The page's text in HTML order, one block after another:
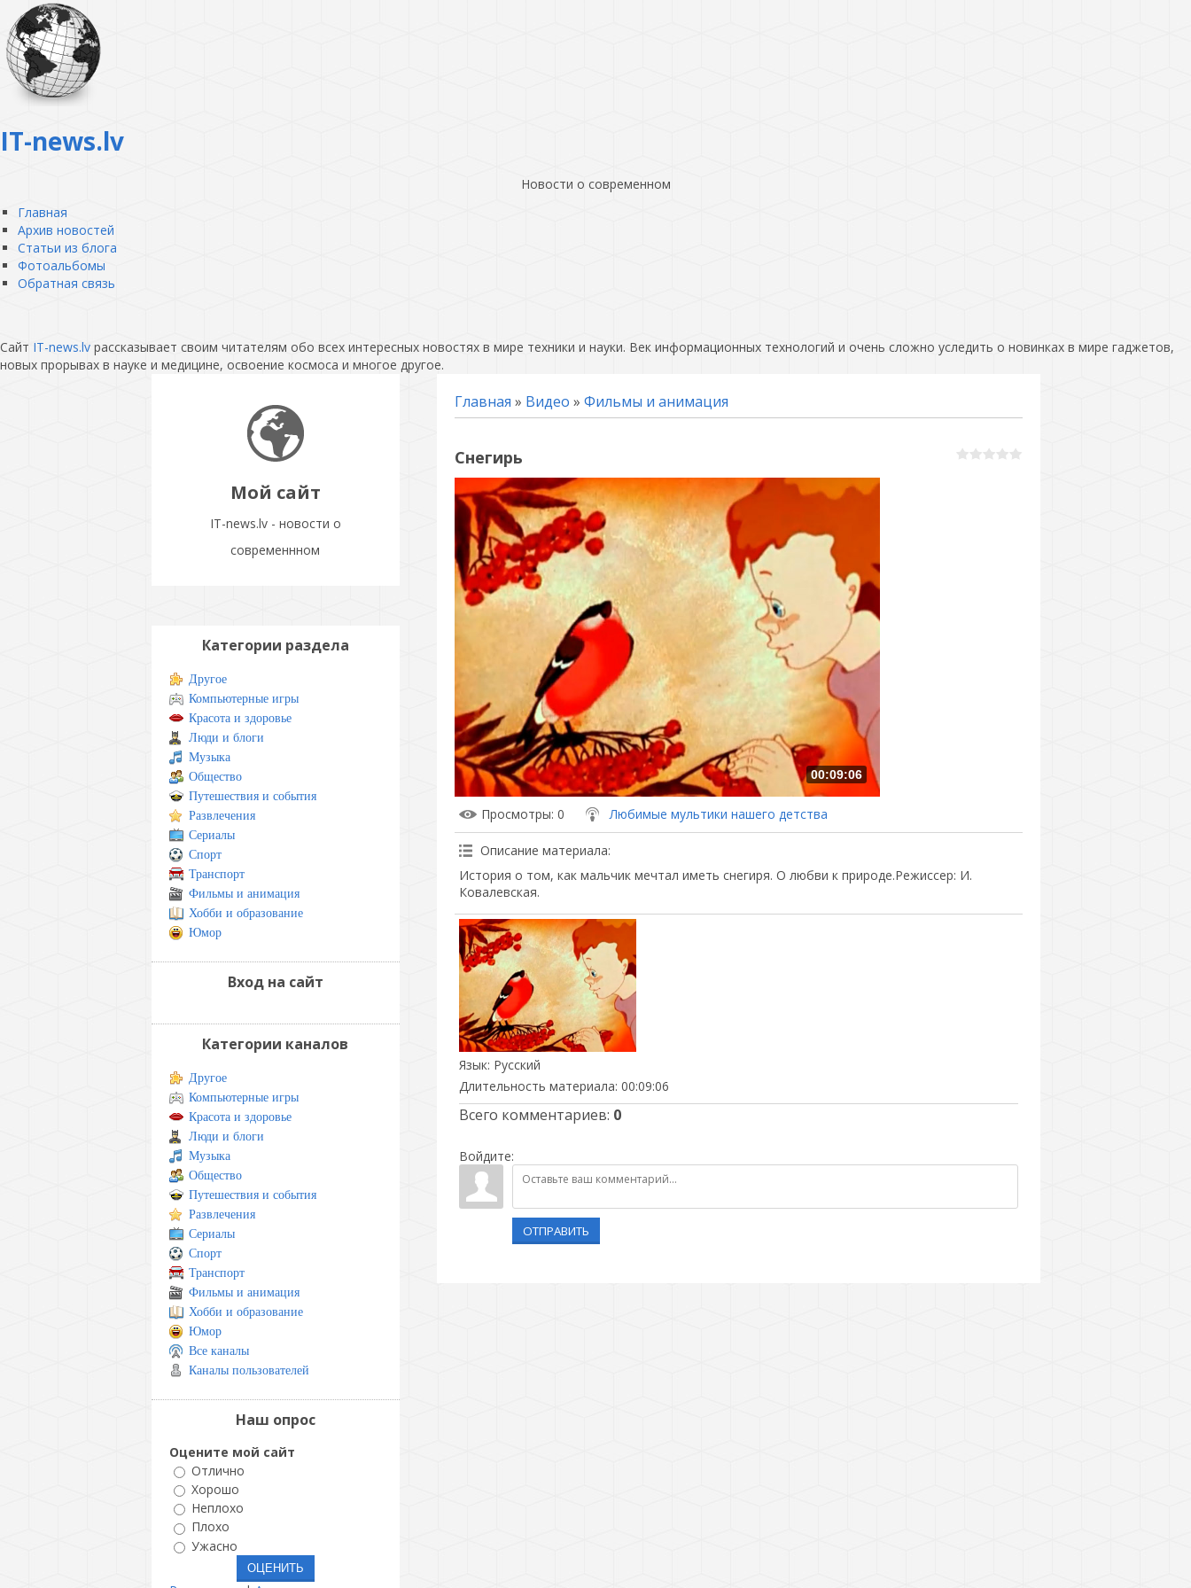
IT-news.lv
Новости о современном
Главная
Архив новостей
Статьи из блога
Фотоальбомы
Обратная связь
Сайт IT-news.lv рассказывает своим читателям обо всех интересных новостях в мире техники и науки. Век информационных технологий и очень сложно уследить о новинках в мире гаджетов,
новых прорывах в науке и медицине, освоение космоса и многое другое.
Мой сайт
IT-news.lv - новости о
современнном
Главная » Видео » Фильмы и анимация
Снегирь
00:09:06
Просмотры: 0 Любимые мультики нашего детства
Описание материала:
История о том, как мальчик мечтал иметь снегиря. О любви к природе.Режиссер: И.
Ковалевская.
Язык: Русский
Длительность материала: 00:09:06
Всего комментариев: 0
Войдите:
ОТПРАВИТЬ
Категории раздела
Другое
Компьютерные игры
Красота и здоровье
Люди и блоги
Музыка
Общество
Путешествия и события
Развлечения
Сериалы
Спорт
Транспорт
Фильмы и анимация
Хобби и образование
Юмор
Вход на сайт
Категории каналов
Другое
Компьютерные игры
Красота и здоровье
Люди и блоги
Музыка
Общество
Путешествия и события
Развлечения
Сериалы
Спорт
Транспорт
Фильмы и анимация
Хобби и образование
Юмор
Все каналы
Каналы пользователей
Наш опрос
Оцените мой сайт
Отлично
Хорошо
Неплохо
Плохо
Ужасно